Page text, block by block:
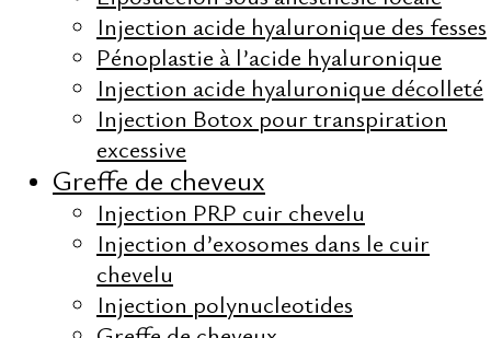
Injection acide hyaluronique des fesses
Pénoplastie à l’acide hyaluronique
Injection acide hyaluronique décolleté
Injection Botox pour transpiration
excessive
Greffe de cheveux
Injection PRP cuir chevelu
Injection d’exosomes dans le cuir
chevelu
Injection polynucleotides